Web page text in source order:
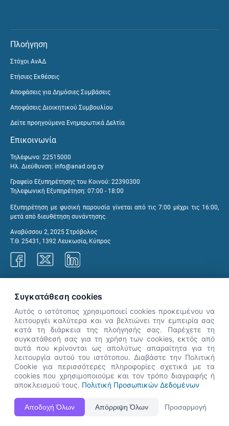
Πλοήγηση
Στόχοι ΑνΑΔ
Ετήσιες Εκθέσεις
Αποφάσεις για Δημόσιες Συμβάσεις
Αποφάσεις Διοικητικού Συμβουλίου
Δείτε προηγούμενα Ενημερωτικά Δελτία
Επικοινωνία
Τηλέφωνο: 22515000
Ηλ. Διεύθυνση: info@anad.org.cy
Γραφείο Εξυπηρέτησης του Κοινού: 22390300
Τηλεφωνική Εξυπηρέτηση: 07:00 - 18:00
Εξυπηρέτηση με φυσική παρουσία γίνεται από τις 7:00 μέχρι τις 16:00,
μετά από διευθέτηση συνάντησης.
Αναβύσσου 2, 2025 Στρόβολος
Τ.Θ. 25431, 1392 Λευκωσία, Κύπρος
Η Ιστοσελίδα ΑνΑΔ είναι πλήρως συμβατή με τις νεότερες εκδόσεις, Google Chrome, Mozilla Firefox,
Apple Safari καθώς και Internet Explorer.
👋 Καλώς ήρθες! Είμαι η Νόησις.
Πες μου πώς μπορώ να σε βοηθήσω
σήμερα.
Συγκατάθεση cookies
Αυτός ο ιστότοπος χρησιμοποιεί cookies προκειμένου να
λειτουργέι καλύτερα και να βελτιώνει την εμπειρία σας
κατά τη διάρκεια της πλοήγησής σας. Παρέχετε τη
συγκατάθεσή σας για τη χρήση των cookies, εκτός από
αυτά που κρίνονται ως απολύτως απαραίτητα για τη
λειτουργία αυτού του ιστότοπου. Διαβάστε την Πολιτική
Cookie για περισσότερες πληροφορίες σχετικά με τα
cookies που χρησιμοποιούμε και τον τρόπο διαγραφής ή
αποκλεισμού τους. Πολιτική Προσωπικών Δεδομένων
Αποδοχή Όλων Απόρριψη Όλων Προσαρμογή